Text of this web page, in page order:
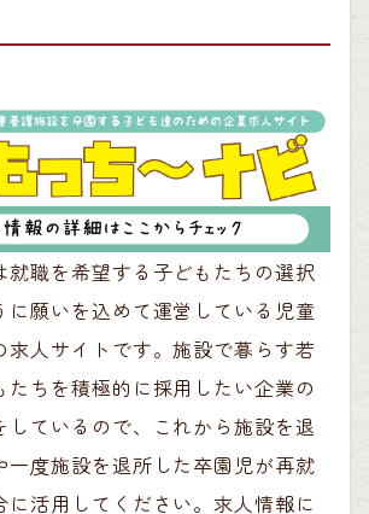
就職を希望する子どもたちの選択
に願いを込めて運営している児童
求人サイトです。施設で暮らす若
たちを積極的に採用したい企業の
しているので、これから施設を退
一度施設を退所した卒園児が再就
に活用してください。求人情報に